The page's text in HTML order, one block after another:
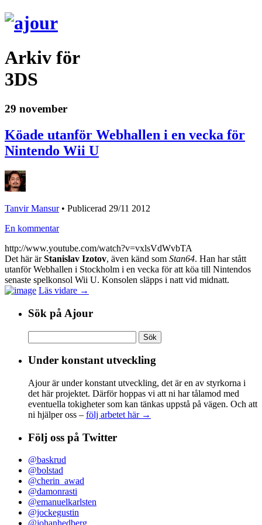
Arkiv för
3DS
29 november
Köade utanför Webhallen i en vecka för
Nintendo Wii U
Tanvir Mansur• Publicerad 29/11 2012
En kommentar
http://www.youtube.com/watch?v=vxlsVdWvbTA
Det här ärStanislav Izotov, även känd som Stan64. Han har stått
utanför Webhallen i Stockholm i en vecka för att köa till Nintendos
senaste spelkonsol Wii U. Konsolen släpps i natt vid midnatt.
Läs vidare →
Sök på Ajour
efter:
Under konstant utveckling
Ajour är under konstant utveckling, det är en av styrkorna i
det här projektet. Därför hoppas vi att ni har tålamod med
eventuella tokigheter som kan tänkas uppstå på vägen. Och att
ni hjälper oss – följ arbetet här →
Följ oss på Twitter
@baskrud
@bolstad
@cherin_awad
@damonrasti
@emanuelkarlsten
@jockegustin